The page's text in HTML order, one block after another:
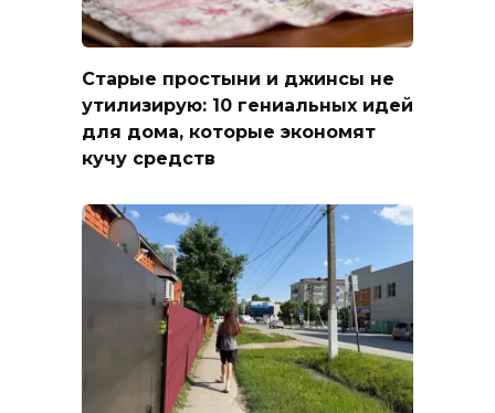
Старые простыни и джинсы не
утилизирую: 10 гениальных идей
для дома, которые экономят
кучу средств